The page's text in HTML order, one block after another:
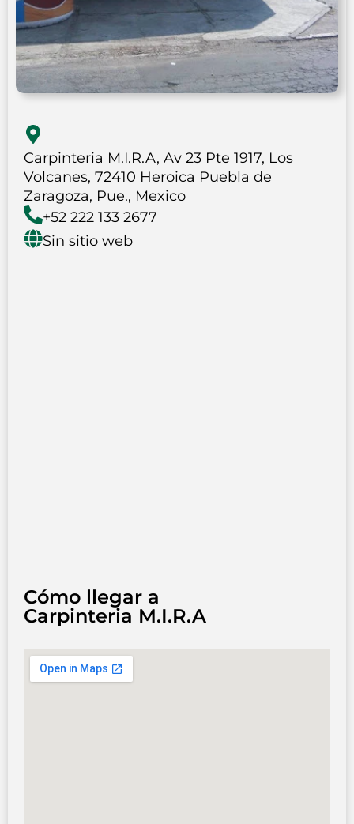
Carpinteria M.I.R.A, Av 23 Pte 1917, Los
Volcanes, 72410 Heroica Puebla de
Zaragoza, Pue., Mexico
+52 222 133 2677
Sin sitio web
Cómo llegar a
Carpinteria M.I.R.A